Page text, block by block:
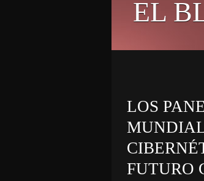
EL
LOS
FUTURO